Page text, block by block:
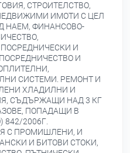
СТРОИТЕЛСТВО,
ИМОТИ С ЦЕЛ
НАЕМ, ФИНАНСОВО-
И
И
СИСТЕМИ. РЕМОНТ И
ХЛАДИЛНИ И
СЪДЪРЖАЩИ НАД 3 КГ
ПОПАДАЩИ В
842/2006Г.
С ПРОМИШЛЕНИ, И
И БИТОВИ СТОКИ,